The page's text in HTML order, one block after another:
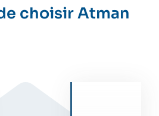
choisir Atman